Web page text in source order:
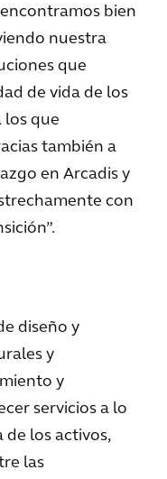
bien
nuestra
que
de vida de los
los que
también a
en Arcadis y
con
diseño y
y
y
servicios a lo
los activos,
las